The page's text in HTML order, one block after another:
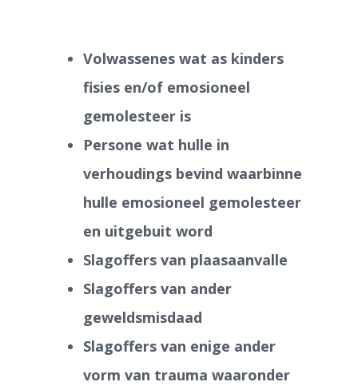
Volwassenes wat as kinders
fisies en/of emosioneel
gemolesteer is
Persone wat hulle in
verhoudings bevind waarbinne
hulle emosioneel gemolesteer
en uitgebuit word
Slagoffers van plaasaanvalle
Slagoffers van ander
geweldsmisdaad
Slagoffers van enige ander
vorm van trauma waaronder